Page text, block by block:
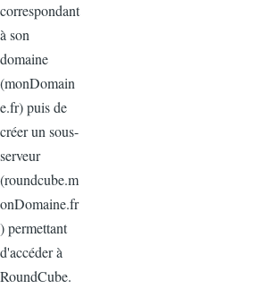
correspondant
à son
domaine
(monDomain
e.fr) puis de
créer un sous-
serveur
(roundcube.m
onDomaine.fr
)permettant
d'accéder à
RoundCube.